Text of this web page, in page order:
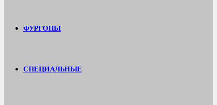
ФУРГОНЫ
СПЕЦИАЛЬНЫЕ